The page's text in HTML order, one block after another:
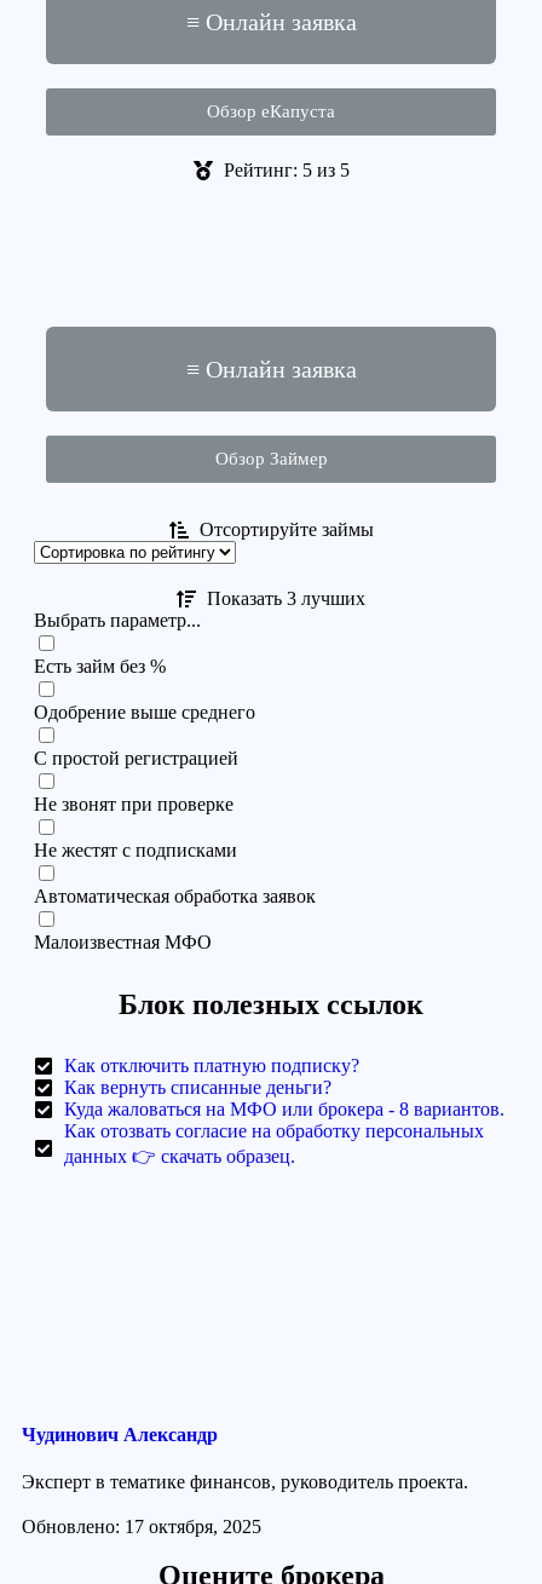
≡ Онлайн заявка
Обзор еКапуста
Рейтинг: 5 из 5
≡ Онлайн заявка
Обзор Займер
Отсортируйте займы
Показать 3 лучших
Выбрать параметр...
Есть займ без %
Одобрение выше среднего
С простой регистрацией
Не звонят при проверке
Не жестят с подписками
Автоматическая обработка заявок
Малоизвестная МФО
Блок полезных ссылок
Как отключить платную подписку?
Как вернуть списанные деньги?
Куда жаловаться на МФО или брокера - 8 вариантов.
Как отозвать согласие на обработку персональных
данных 👉 скачать образец.
Чудинович Александр
Эксперт в тематике финансов, руководитель проекта.
Обновлено: 17 октября, 2025
Оцените брокера